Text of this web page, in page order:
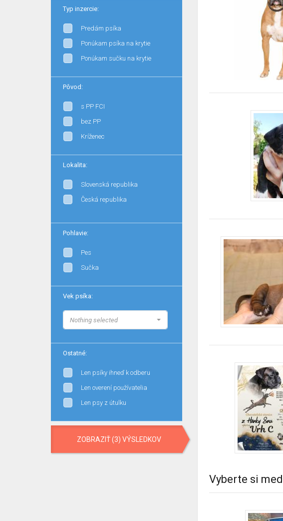
Typ inzercie:
Predám psíka
Ponúkam psíka na krytie
Ponúkam sučku na krytie
Pôvod:
s PP FCI
bez PP
Kríženec
Lokalita:
Slovenská republika
Česká republika
Pohlavie:
Pes
Sučka
Vek psíka:
Nothing selected
Ostatné:
Len psíky ihneď k odberu
Len overení používatelia
Len psy z útulku
ZOBRAZIŤ (3) VÝSLEDKOV
Vyberte si